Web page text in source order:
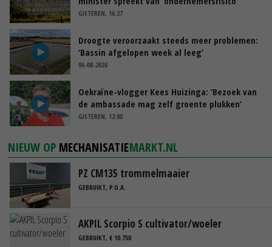
GISTEREN, 16:27
Droogte veroorzaakt steeds meer problemen:
‘Bassin afgelopen week al leeg’
06-08-2026
Oekraïne-vlogger Kees Huizinga: ‘Bezoek van
de ambassade mag zelf groente plukken’
GISTEREN, 12:00
NIEUW OP MECHANISATIEMARKT.NL
PZ CM135 trommelmaaier
GEBRUIKT, P.O.A.
AKPIL Scorpio S cultivator/woeler
GEBRUIKT, € 10.750